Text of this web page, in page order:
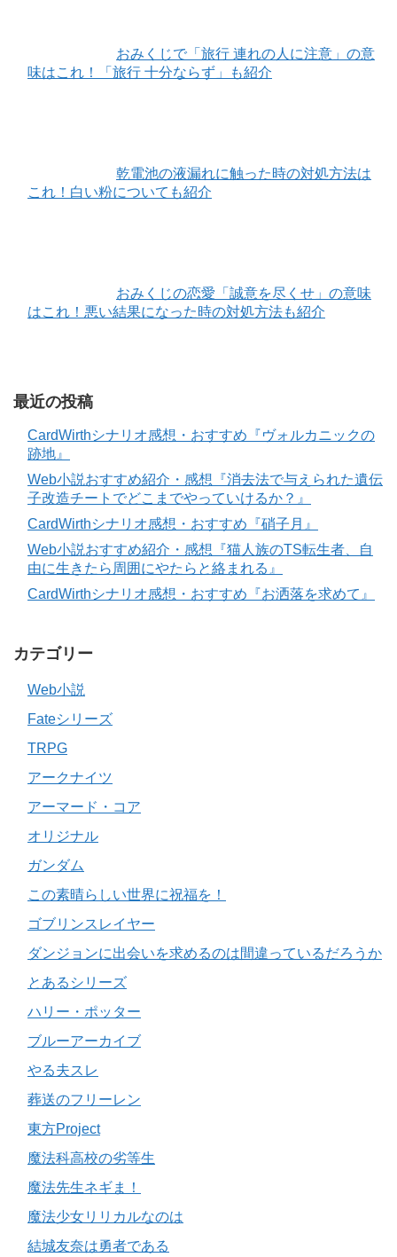
おみくじで「旅行 連れの人に注意」の意
味はこれ！「旅行 十分ならず」も紹介
乾電池の液漏れに触った時の対処方法は
これ！白い粉についても紹介
おみくじの恋愛「誠意を尽くせ」の意味
はこれ！悪い結果になった時の対処方法も紹介
最近の投稿
CardWirthシナリオ感想・おすすめ『ヴォルカニックの
跡地』
Web小説おすすめ紹介・感想『消去法で与えられた遺伝
子改造チートでどこまでやっていけるか？』
CardWirthシナリオ感想・おすすめ『硝子月』
Web小説おすすめ紹介・感想『猫人族のTS転生者、自
由に生きたら周囲にやたらと絡まれる』
CardWirthシナリオ感想・おすすめ『お洒落を求めて』
カテゴリー
Web小説
Fateシリーズ
TRPG
アークナイツ
アーマード・コア
オリジナル
ガンダム
この素晴らしい世界に祝福を！
ゴブリンスレイヤー
ダンジョンに出会いを求めるのは間違っているだろうか
とあるシリーズ
ハリー・ポッター
ブルーアーカイブ
やる夫スレ
葬送のフリーレン
東方Project
魔法科高校の劣等生
魔法先生ネギま！
魔法少女リリカルなのは
結城友奈は勇者である